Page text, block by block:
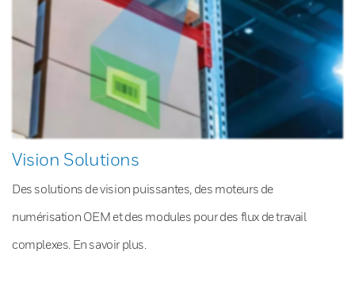
Vision Solutions
Des solutions de vision puissantes, des moteurs de
numérisation OEM et des modules pour des flux de travail
complexes. En savoir plus.